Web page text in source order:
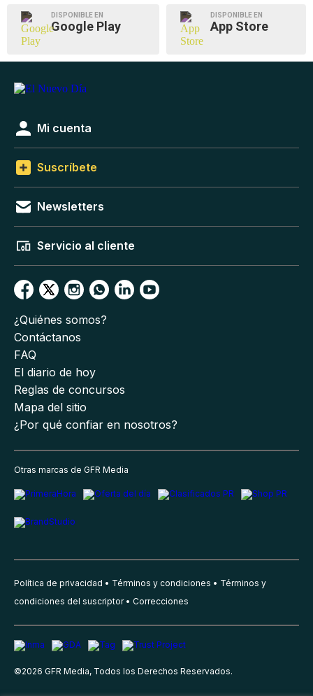
DISPONIBLE EN
Google Play
DISPONIBLE EN
App Store
Mi cuenta
Suscríbete
Newsletters
Servicio al cliente
¿Quiénes somos?
Contáctanos
FAQ
El diario de hoy
Reglas de concursos
Mapa del sitio
¿Por qué confiar en nosotros?
Otras marcas de GFR Media
Política de privacidad Términos y condiciones
Términos y
condiciones del suscriptor
Correcciones
©2026 GFR Media, Todos los Derechos Reservados.